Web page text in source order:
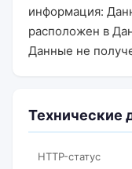
информация:
расположен в
Данные не
Технические
HTTP-статус